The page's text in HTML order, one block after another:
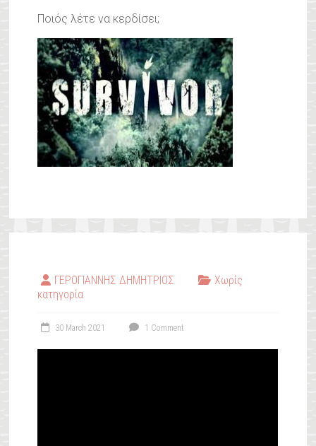
Ποιός λέτε να κερδίσει;
ΓΕΡΟΓΙΑΝΝΗΣ ΔΗΜΗΤΡΙΟΣ
Χωρίς
κατηγορία
30 March 2021 1 Comment